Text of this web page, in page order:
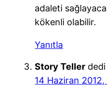
adaleti
kökenli olabilir.
Yanıtla
Story Teller
14 Haziran 2012,